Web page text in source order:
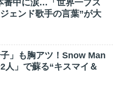
番中に涙…「世界一ブス
ェンド歌手の言葉”が大
」も胸アツ！Snow Man
人」で蘇る“キスマイ＆